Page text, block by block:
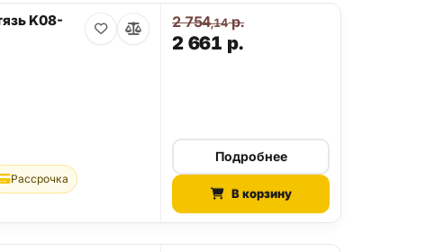
K08-
Рассрочка
2 661 р.
2 754,14р.
Подробнее
В корзину